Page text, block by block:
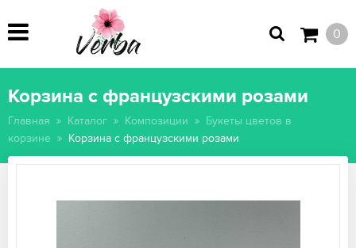
0
Корзина с французскими розами
Главная Каталог Композиции
Букеты цветов в
корзине
Корзина с французскими розами